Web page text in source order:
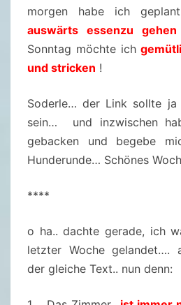
morgen habe ich
auswärts essenzu
Sonntag möchte ich
und stricken !
Soderle… der Link sollte
sein… und inzwischen
gebacken und begebe
Hunderunde… Schönes
****
o ha.. dachte gerade, ich
letzter Woche gelandet….
der gleiche Text.. nun denn: